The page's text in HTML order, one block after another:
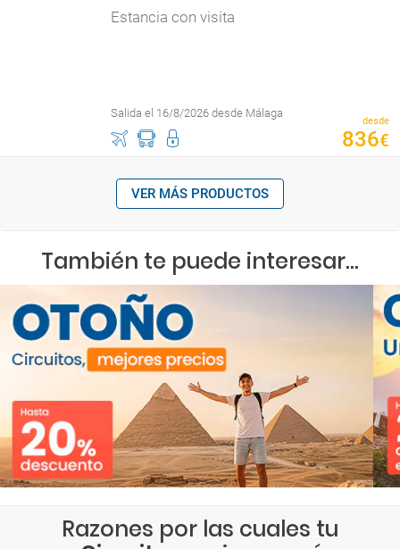
Estancia con visita
Salida el 16/8/2026 desde Málaga
desde
836€
VER MÁS PRODUCTOS
También te puede interesar...
Razones por las cuales tu